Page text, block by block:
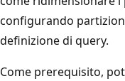
configurando
definizione di query.
Come prerequisito,